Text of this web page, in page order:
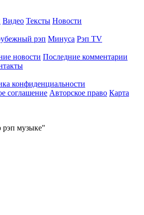
Видео Тексты Новости
рэп Минуса Рэп TV
новости Последние комментарии
конфиденциальности
соглашение Авторское право Карта
рэп музыке"